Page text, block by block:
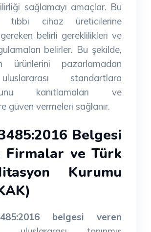
sağlamayı amaçlar. Bu
tıbbi cihaz üreticilerine
belirli gereklilikleri ve
belirler. Bu şekilde,
ürünlerini pazarlamadan
standartlara
kanıtlamaları ve
güven vermeleri sağlanır.
Belgesi
Firmalar ve Türk
Kurumu
belgesi veren